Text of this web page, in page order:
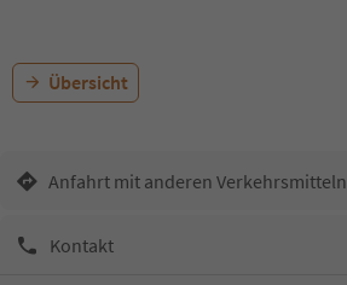
Übersicht
Anfahrt mit anderen Verkehrsmitteln
Kontakt